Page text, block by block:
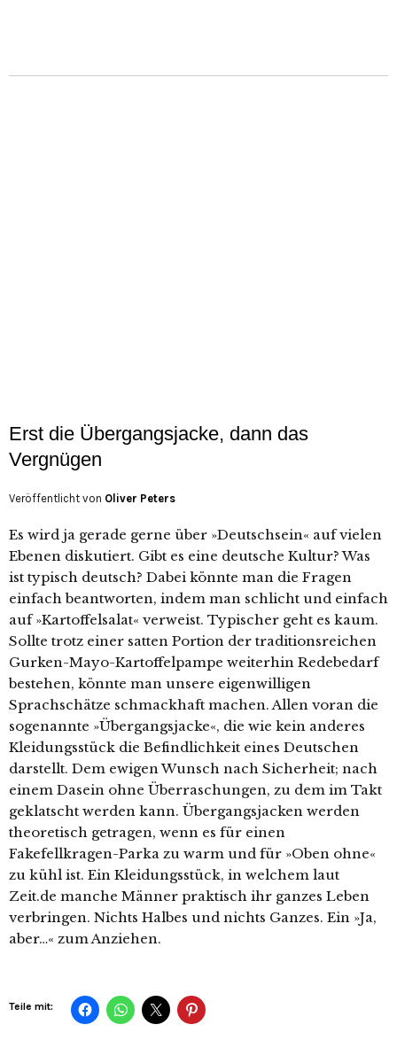
Erst die Übergangsjacke, dann das
Vergnügen
Veröffentlicht von Oliver Peters
Es wird ja gerade gerne über »Deutschsein« auf vielen
Ebenen diskutiert. Gibt es eine deutsche Kultur? Was
ist typisch deutsch? Dabei könnte man die Fragen
einfach beantworten, indem man schlicht und einfach
auf »Kartoffelsalat« verweist. Typischer geht es kaum.
Sollte trotz einer satten Portion der traditionsreichen
Gurken-Mayo-Kartoffelpampe weiterhin Redebedarf
bestehen, könnte man unsere eigenwilligen
Sprachschätze schmackhaft machen. Allen voran die
sogenannte »Übergangsjacke«, die wie kein anderes
Kleidungsstück die Befindlichkeit eines Deutschen
darstellt. Dem ewigen Wunsch nach Sicherheit; nach
einem Dasein ohne Überraschungen, zu dem im Takt
geklatscht werden kann. Übergangsjacken werden
theoretisch getragen, wenn es für einen
Fakefellkragen-Parka zu warm und für »Oben ohne«
zu kühl ist. Ein Kleidungsstück, in welchem laut
Zeit.de manche Männer praktisch ihr ganzes Leben
verbringen. Nichts Halbes und nichts Ganzes. Ein »Ja,
aber…« zum Anziehen.
Teile mit: